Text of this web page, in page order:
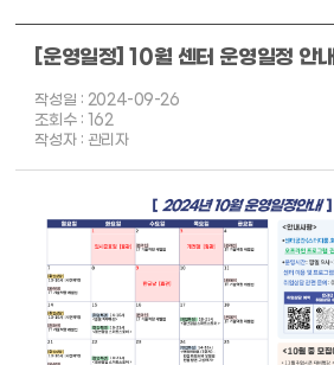
[운영일정] 10월 센터 운영일정 안내
작성일 : 2024-09-26
조회수 : 162
작성자 : 관리자